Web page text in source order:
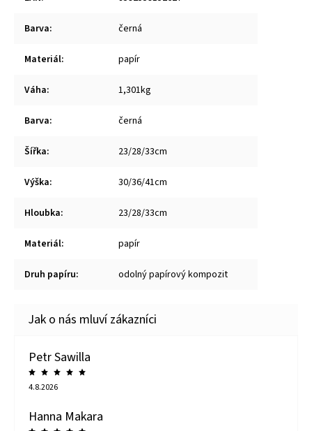
Barva: černá
Materiál: papír
Váha: 1,301kg
Barva: černá
Šířka: 23/28/33cm
Výška: 30/36/41cm
Hloubka: 23/28/33cm
Materiál: papír
Druh papíru: odolný papírový kompozit
Petr Sawilla
4.8.2026
Hanna Makara